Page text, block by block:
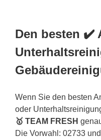
Den besten ✔️
Wenn Sie den besten
oder
🥇 TEAM FRESH
Die Vorwahl: 02733